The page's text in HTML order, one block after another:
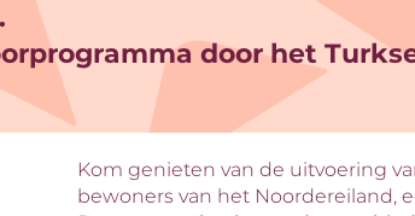
door het
Kom genieten van de uitvoering
bewoners van het Noordereiland,